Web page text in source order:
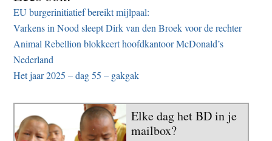
EU burgerinitiatief bereikt mijlpaal:
Varkens in Nood sleept Dirk van den Broek voor de rechter
Animal Rebellion blokkeert hoofdkantoor McDonald’s
Nederland
Het jaar 2025 – dag 55 – gakgak
Elke dag het BD in je
mailbox?